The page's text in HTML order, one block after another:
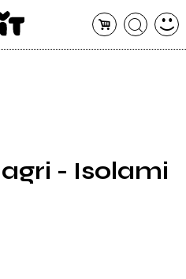
- Isolami